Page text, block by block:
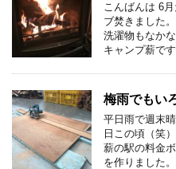
こんばんは 6
ブ焚きました
洗濯物もなか
キャンプ薪で
梅雨でもい
平日雨で週末
日この頃（笑
薪の駅の料金
を作りました